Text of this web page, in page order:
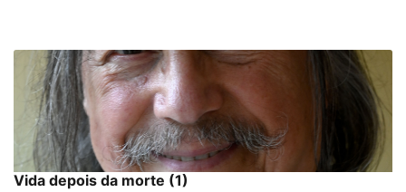
Vida depois da morte (1)